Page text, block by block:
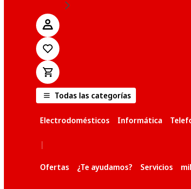
Todas las categorías
Electrodomésticos Informática
|
Ofertas ¿Te ayudamos? Servicios